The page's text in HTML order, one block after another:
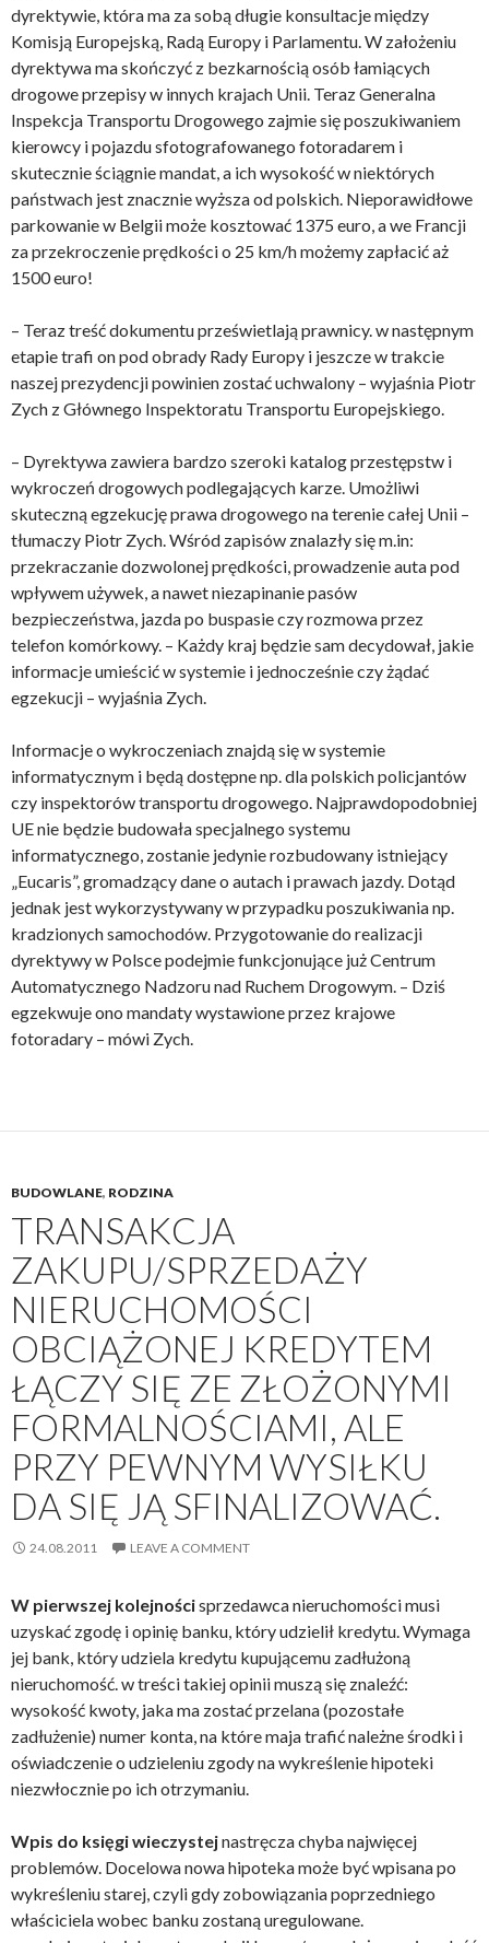
dyrektywie, która ma za sobą długie konsultacje między
Komisją Europejską, Radą Europy i Parlamentu. W założeniu
dyrektywa ma skończyć z bezkarnością osób łamiących
drogowe przepisy w innych krajach Unii. Teraz Generalna
Inspekcja Transportu Drogowego zajmie się poszukiwaniem
kierowcy i pojazdu sfotografowanego fotoradarem i
skutecznie ściągnie mandat, a ich wysokość w niektórych
państwach jest znacznie wyższa od polskich. Nieporawidłowe
parkowanie w Belgii może kosztować 1375 euro, a we Francji
za przekroczenie prędkości o 25 km/h możemy zapłacić aż
1500 euro!
– Teraz treść dokumentu prześwietlają prawnicy. w następnym
etapie trafi on pod obrady Rady Europy i jeszcze w trakcie
naszej prezydencji powinien zostać uchwalony – wyjaśnia Piotr
Zych z Głównego Inspektoratu Transportu Europejskiego.
– Dyrektywa zawiera bardzo szeroki katalog przestępstw i
wykroczeń drogowych podlegających karze. Umożliwi
skuteczną egzekucję prawa drogowego na terenie całej Unii –
tłumaczy Piotr Zych. Wśród zapisów znalazły się m.in:
przekraczanie dozwolonej prędkości, prowadzenie auta pod
wpływem używek, a nawet niezapinanie pasów
bezpieczeństwa, jazda po buspasie czy rozmowa przez
telefon komórkowy. – Każdy kraj będzie sam decydował, jakie
informacje umieścić w systemie i jednocześnie czy żądać
egzekucji – wyjaśnia Zych.
Informacje o wykroczeniach znajdą się w systemie
informatycznym i będą dostępne np. dla polskich policjantów
czy inspektorów transportu drogowego. Najprawdopodobniej
UE nie będzie budowała specjalnego systemu
informatycznego, zostanie jedynie rozbudowany istniejący
„Eucaris”, gromadzący dane o autach i prawach jazdy. Dotąd
jednak jest wykorzystywany w przypadku poszukiwania np.
kradzionych samochodów. Przygotowanie do realizacji
dyrektywy w Polsce podejmie funkcjonujące już Centrum
Automatycznego Nadzoru nad Ruchem Drogowym. – Dziś
egzekwuje ono mandaty wystawione przez krajowe
fotoradary – mówi Zych.
BUDOWLANE, RODZINA
TRANSAKCJA
ZAKUPU/SPRZEDAŻY
NIERUCHOMOŚCI
OBCIĄŻONEJ KREDYTEM
ŁĄCZY SIĘ ZE ZŁOŻONYMI
FORMALNOŚCIAMI, ALE
PRZY PEWNYM WYSIŁKU
DA SIĘ JĄ SFINALIZOWAĆ.
24.08.2011 LEAVE A COMMENT
W pierwszej kolejnościsprzedawca nieruchomości musi
uzyskać zgodę i opinię banku, który udzielił kredytu. Wymaga
jej bank, który udziela kredytu kupującemu zadłużoną
nieruchomość. w treści takiej opinii muszą się znaleźć:
wysokość kwoty, jaka ma zostać przelana (pozostałe
zadłużenie) numer konta, na które maja trafić należne środki i
oświadczenie o udzieleniu zgody na wykreślenie hipoteki
niezwłocznie po ich otrzymaniu.
Wpis do księgi wieczystejnastręcza chyba najwięcej
problemów. Docelowa nowa hipoteka może być wpisana po
wykreśleniu starej, czyli gdy zobowiązania poprzedniego
właściciela wobec banku zostaną uregulowane.